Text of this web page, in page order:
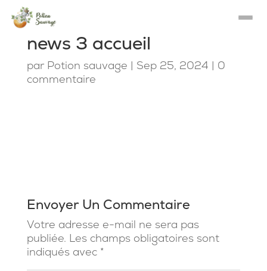
news 3 accueil
par Potion sauvage | Sep 25, 2024 | 0
commentaire
Envoyer Un Commentaire
Votre adresse e-mail ne sera pas
publiée. Les champs obligatoires sont
indiqués avec *